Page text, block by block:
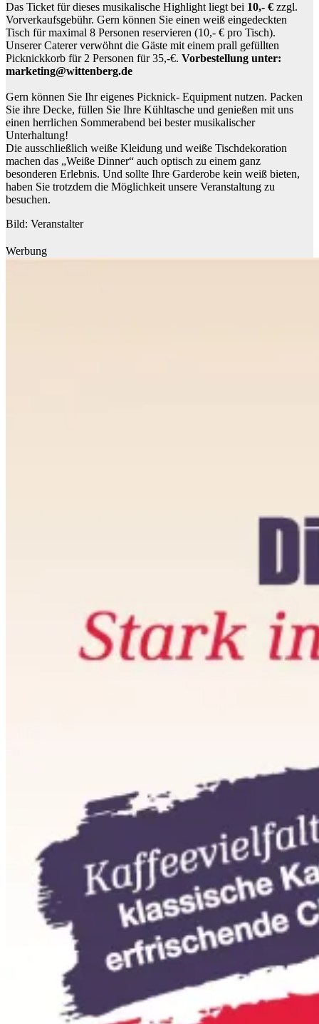
Das Ticket für dieses musikalische Highlight liegt bei 10,- € zzgl.
Vorverkaufsgebühr. Gern können Sie einen weiß eingedeckten
Tisch für maximal 8 Personen reservieren (10,- € pro Tisch).
Unserer Caterer verwöhnt die Gäste mit einem prall gefüllten
Picknickkorb für 2 Personen für 35,-€. Vorbestellung unter:
marketing@wittenberg.de
Gern können Sie Ihr eigenes Picknick- Equipment nutzen. Packen
Sie ihre Decke, füllen Sie Ihre Kühltasche und genießen mit uns
einen herrlichen Sommerabend bei bester musikalischer
Unterhaltung!
Die ausschließlich weiße Kleidung und weiße Tischdekoration
machen das „Weiße Dinner“ auch optisch zu einem ganz
besonderen Erlebnis. Und sollte Ihre Garderobe kein weiß bieten,
haben Sie trotzdem die Möglichkeit unsere Veranstaltung zu
besuchen.
Bild: Veranstalter
Werbung